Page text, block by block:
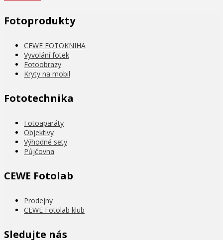
Fotoprodukty
CEWE FOTOKNIHA
Vyvolání fotek
Fotoobrazy
Kryty na mobil
Fototechnika
Fotoaparáty
Objektivy
Výhodné sety
Půjčovna
CEWE Fotolab
Prodejny
CEWE Fotolab klub
Sledujte nás